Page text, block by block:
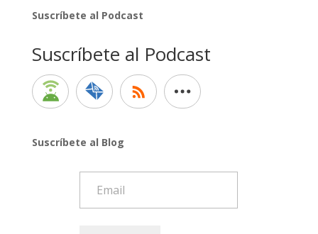
Suscríbete al Podcast
Suscríbete al Podcast
Suscríbete al Blog